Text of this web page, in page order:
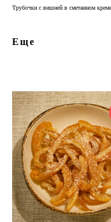
Трубочки с вишней в сметанном
Еще